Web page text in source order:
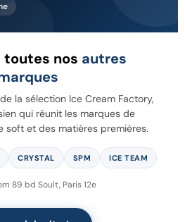
Voir Plus Voir Plus
toutes nos autres
la sélection Ice Cream Factory,
qui réunit les marques de
soft et des matières premières.
CRYSTAL SPM ICE TEAM
89 bd Soult, Paris 12e